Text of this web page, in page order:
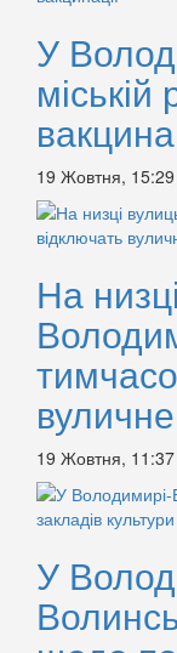
У
19 Жовтня, 15:29
На
19 Жовтня, 11:37
У